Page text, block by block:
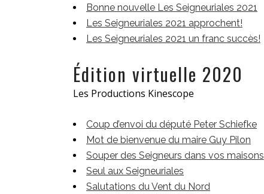
Bonne nouvelle Les Seigneuriales 2021
Les Seigneuriales 2021 approchent!
Les Seigneuriales 2021 un franc succès!
Édition virtuelle 2020
Les Productions Kinescope
Coup d’envoi du député Peter Schiefke
Mot de bienvenue du maire Guy Pilon
Souper des Seigneurs dans vos maisons
Seul aux Seigneuriales
Salutations du Vent du Nord